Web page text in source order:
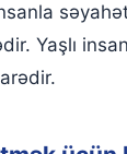
Yaşlı